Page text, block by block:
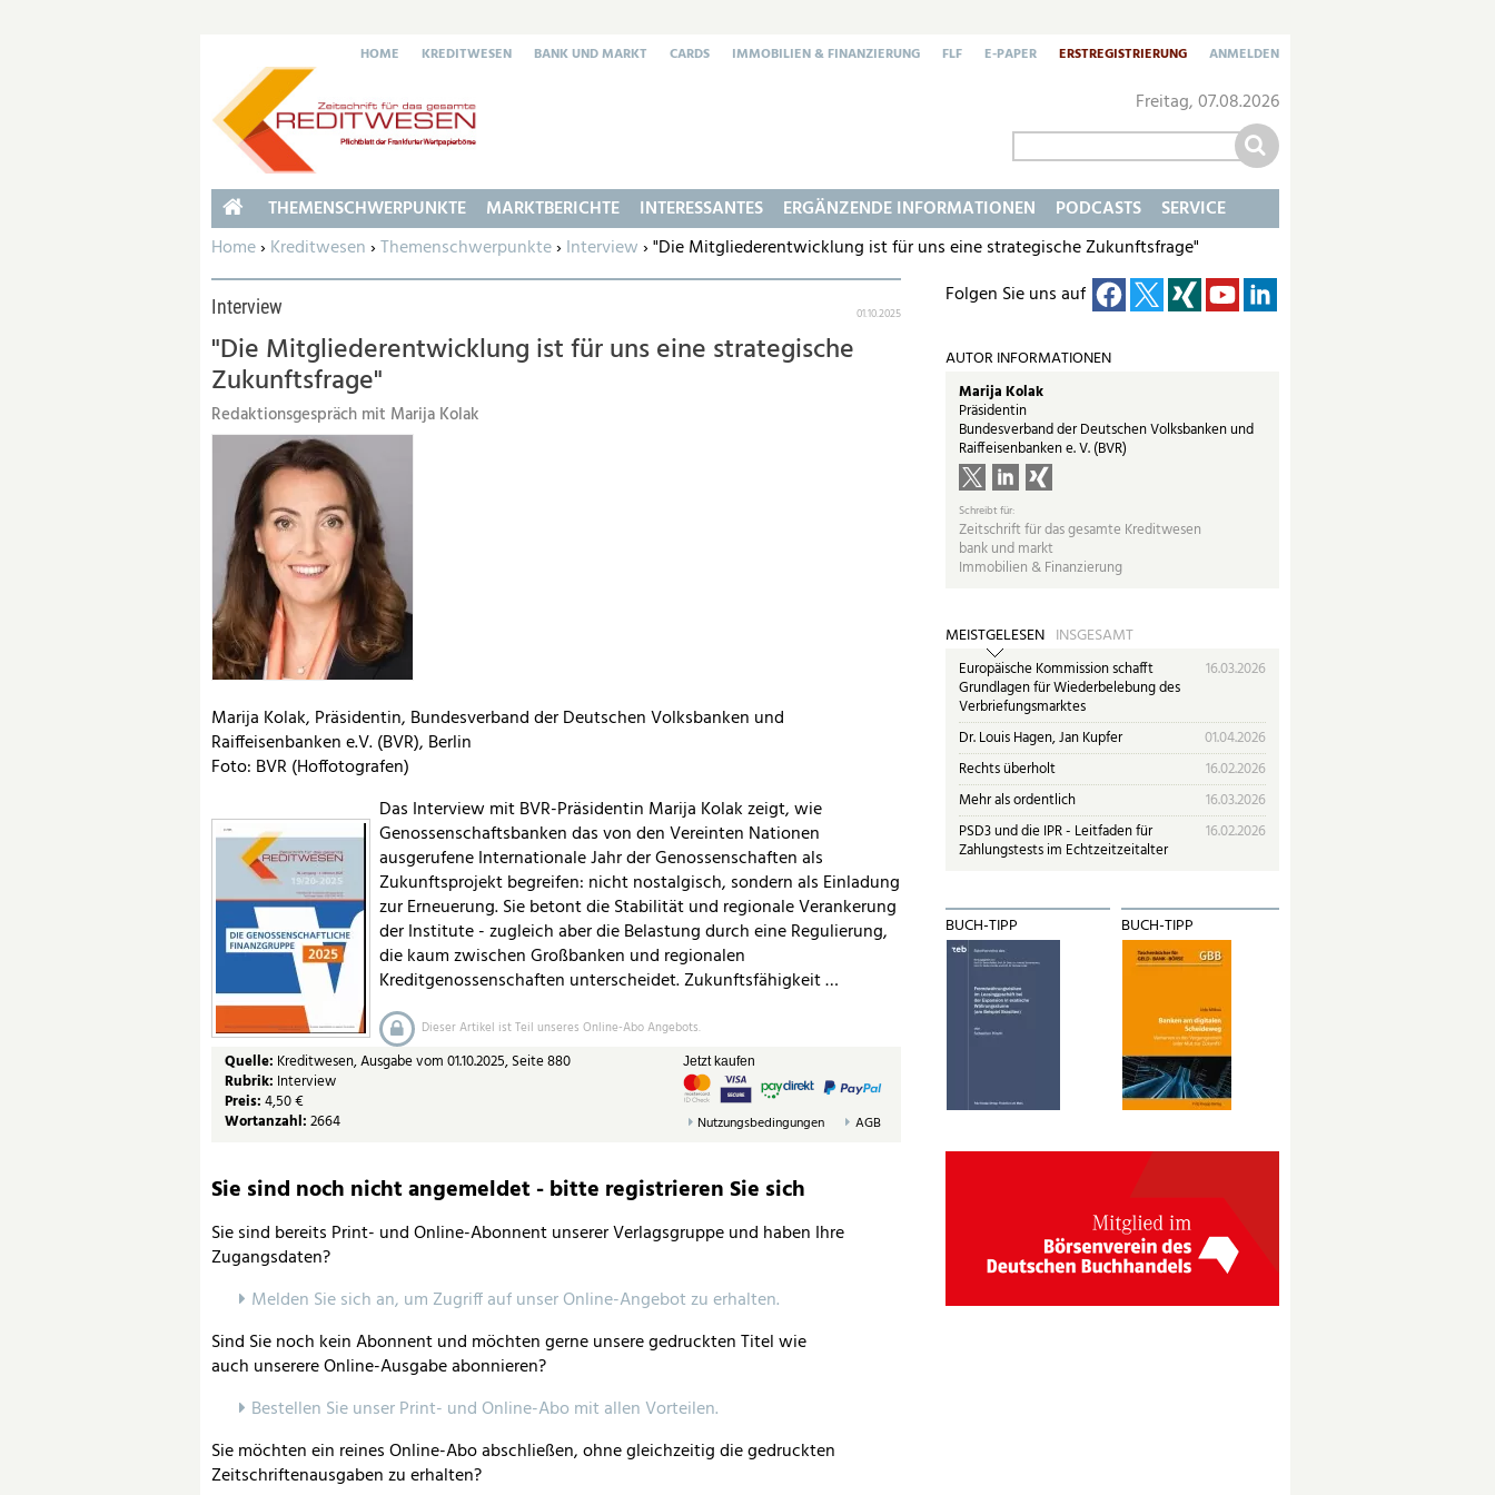
Freitag, 07.08.2026
HOME KREDITWESEN BANK UND MARKT CARDS IMMOBILIEN & FINANZIERUNG FLF E-PAPER ERSTREGISTRIERUNG ANMELDEN
Sie befinden sich hier:
Home›Kreditwesen›Themenschwerpunkte›Interview› "Die Mitgliederentwicklung ist für uns eine strategische Zukunftsfrage"
Interview 01.10.2025
"Die Mitgliederentwicklung ist für uns eine strategische
Zukunftsfrage"
Redaktionsgespräch mit Marija Kolak
Marija Kolak, Präsidentin, Bundesverband der Deutschen Volksbanken und
Raiffeisenbanken e.V. (BVR), Berlin
Foto: BVR (Hoffotografen)
Das Interview mit BVR-Präsidentin Marija Kolak zeigt, wie
Genossenschaftsbanken das von den Vereinten Nationen
ausgerufene Internationale Jahr der Genossenschaften als
Zukunftsprojekt begreifen: nicht nostalgisch, sondern als Einladung
zur Erneuerung. Sie betont die Stabilität und regionale Verankerung
der Institute - zugleich aber die Belastung durch eine Regulierung,
die kaum zwischen Großbanken und regionalen
Kreditgenossenschaften unterscheidet. Zukunftsfähigkeit …
Dieser Artikel ist Teil unseres Online-Abo Angebots.
Quelle: Kreditwesen, Ausgabe vom 01.10.2025, Seite 880
Rubrik: Interview
Preis:4,50 €
Wortanzahl:2664
Jetzt kaufen
Nutzungsbedingungen AGB
Sie sind noch nicht angemeldet - bitte registrieren Sie sich
Sie sind bereits Print- und Online-Abonnent unserer Verlagsgruppe und haben Ihre
Zugangsdaten?
Melden Sie sich an, um Zugriff auf unser Online-Angebot zu erhalten.
Sind Sie noch kein Abonnent und möchten gerne unsere gedruckten Titel wie
auch unserere Online-Ausgabe abonnieren?
Bestellen Sie unser Print- und Online-Abo mit allen Vorteilen.
Sie möchten ein reines Online-Abo abschließen, ohne gleichzeitig die gedruckten
Zeitschriftenausgaben zu erhalten?
Folgen Sie uns auf
AUTOR INFORMATIONEN
Marija Kolak
Präsidentin
Bundesverband der Deutschen Volksbanken und
Raiffeisenbanken e. V. (BVR)
Schreibt für:
Zeitschrift für das gesamte Kreditwesen
bank und markt
Immobilien & Finanzierung
MEISTGELESEN INSGESAMT
16.03.2026
Europäische Kommission schafft
Grundlagen für Wiederbelebung des
Verbriefungsmarktes
01.04.2026
Dr. Louis Hagen, Jan Kupfer
16.02.2026
Rechts überholt
16.03.2026
Mehr als ordentlich
16.02.2026
PSD3 und die IPR - Leitfaden für
Zahlungstests im Echtzeitzeitalter
BUCH-TIPP BUCH-TIPP
HOME
THEMENSCHWERPUNKTE MARKTBERICHTE INTERESSANTES ERGÄNZENDE INFORMATIONEN PODCASTS SERVICE